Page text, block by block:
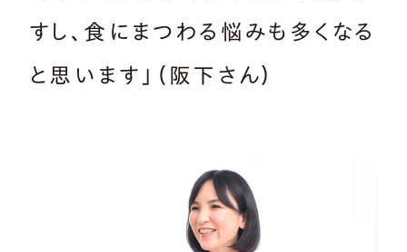
すし、食にまつわる悩みも多くなる
と思います」（阪下さん）